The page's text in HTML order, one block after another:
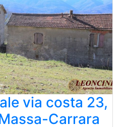
via costa 23,
Carrara